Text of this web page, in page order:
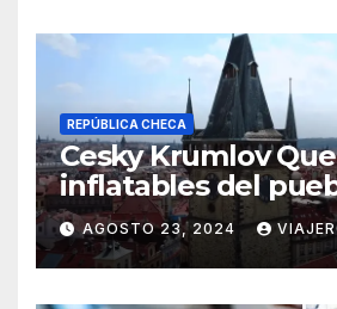
REPÚBLICA CHECA
Cesky Krumlov Que
inflatables del
medieval
AGOSTO 23, 2024